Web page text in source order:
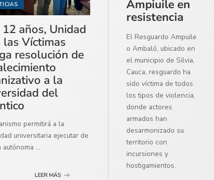
12 años, Unidad
las Víctimas
resolución de
a la
del
permitirá a la
universitaria ejecutar de
autónoma ...
LEER MÁS
Ampiuile en
resistencia
El Resguardo Ampuile
o Ambaló, ubicado en
el municipio de Silvia,
Cauca, resguardo ha
sido víctima de todos
los tipos de violencia,
donde actores
armados han
desarmonizado su
territorio con
incursiones y
hostigamientos.